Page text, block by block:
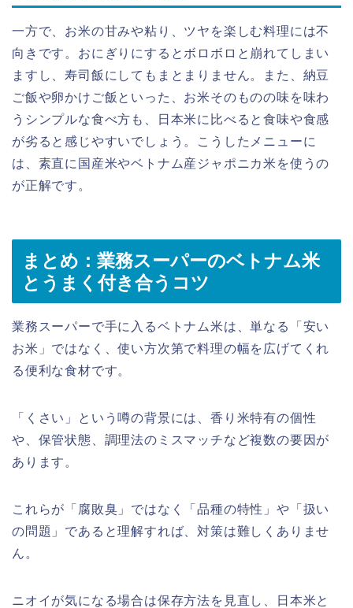
一方で、お米の甘みや粘り、ツヤを楽しむ料理には不
向きです。おにぎりにするとボロボロと崩れてしまい
ますし、寿司飯にしてもまとまりません。また、納豆
ご飯や卵かけご飯といった、お米そのものの味を味わ
うシンプルな食べ方も、日本米に比べると食味や食感
が劣ると感じやすいでしょう。こうしたメニューに
は、素直に国産米やベトナム産ジャポニカ米を使うの
が正解です。
まとめ：業務スーパーのベトナム米
とうまく付き合うコツ
業務スーパーで手に入るベトナム米は、単なる「安い
お米」ではなく、使い方次第で料理の幅を広げてくれ
る便利な食材です。
「くさい」という噂の背景には、香り米特有の個性
や、保管状態、調理法のミスマッチなど複数の要因が
あります。
これらが「腐敗臭」ではなく「品種の特性」や「扱い
の問題」であると理解すれば、対策は難しくありませ
ん。
ニオイが気になる場合は保存方法を見直し、日本米と